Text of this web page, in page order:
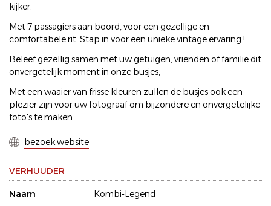
kijker.
Met 7 passagiers aan boord, voor een gezellige en
comfortabele rit. Stap in voor een unieke vintage ervaring !
Beleef gezellig samen met uw getuigen, vrienden of familie dit
onvergetelijk moment in onze busjes,
Met een waaier van frisse kleuren zullen de busjes ook een
plezier zijn voor uw fotograaf om bijzondere en onvergetelijke
foto's te maken.
bezoek website
VERHUUDER
Naam
Kombi-Legend